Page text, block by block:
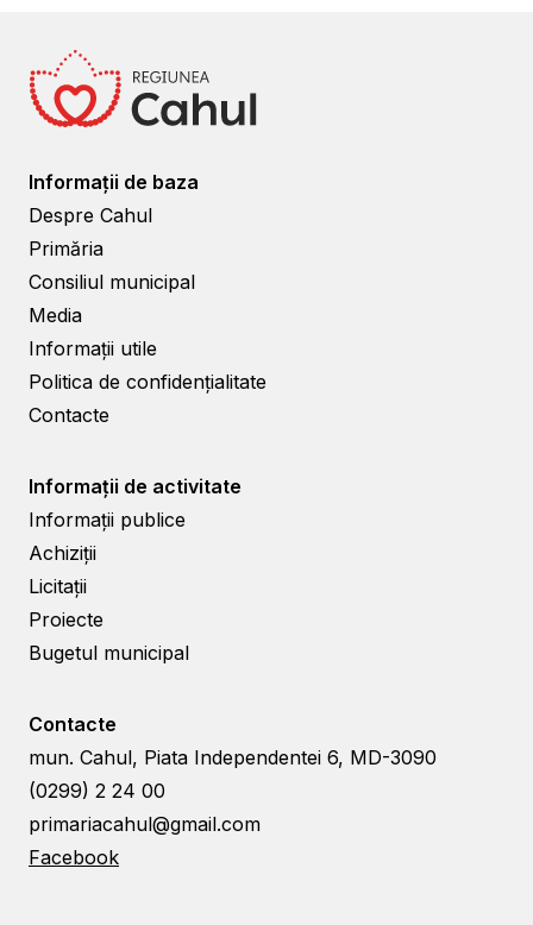
Informații de baza
Despre Cahul
Primăria
Consiliul municipal
Media
Informații utile
Politica de confidențialitate
Contacte
Informații de activitate
Informații publice
Achiziții
Licitații
Proiecte
Bugetul municipal
Contacte
mun. Cahul, Piata Independentei 6, MD-3090
(0299) 2 24 00
primariacahul@gmail.com
Facebook